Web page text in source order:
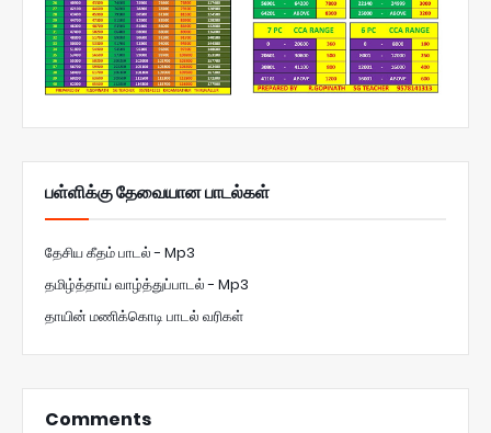
பள்ளிக்கு தேவையான பாடல்கள்
தேசிய கீதம் பாடல் - Mp3
தமிழ்த்தாய் வாழ்த்துப்பாடல் - Mp3
தாயின் மணிக்கொடி பாடல் வரிகள்
Comments